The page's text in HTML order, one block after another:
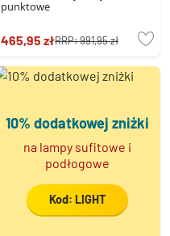
punktowe
465,95 złRRP:991,95 zł
10% dodatkowej zniżki
na lampy sufitowe i
podłogowe
Kod: LIGHT